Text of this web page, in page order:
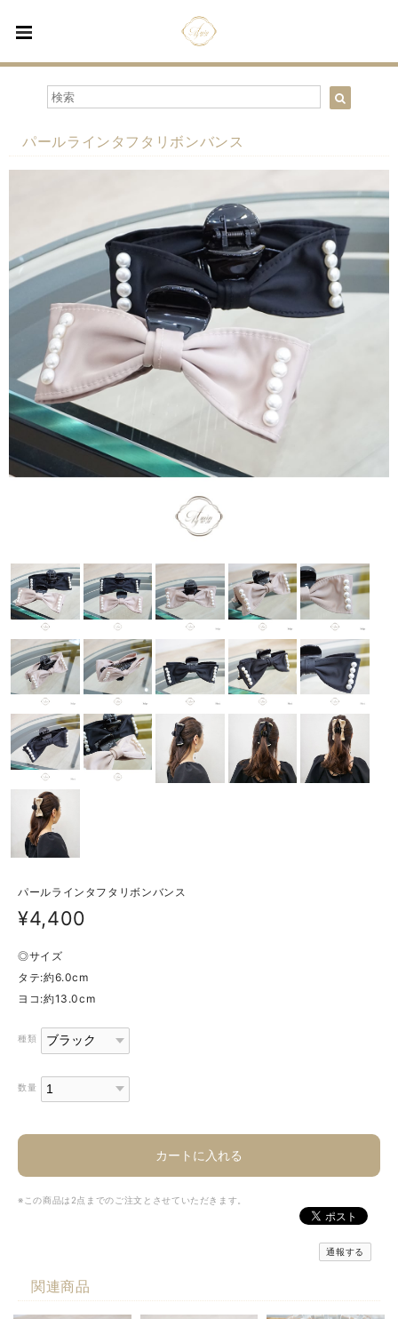
パールラインタフタリボンバンス
パールラインタフタリボンバンス
¥4,400
◎サイズ
タテ:約6.0cm
ヨコ:約13.0cm
種類
数量
カートに入れる
※この商品は2点までのご注文とさせていただきます。
通報する
関連商品